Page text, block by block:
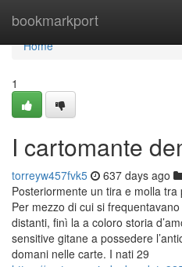
bookmarkport
Home
Home
1
I cartomante
torreyw457fvk5 637 days ago
Posteriormente un tira e molla
Per mezzo di cui si
distanti, finì la a coloro storia
sensitive gitane a possedere
domani nelle carte. I nati 29